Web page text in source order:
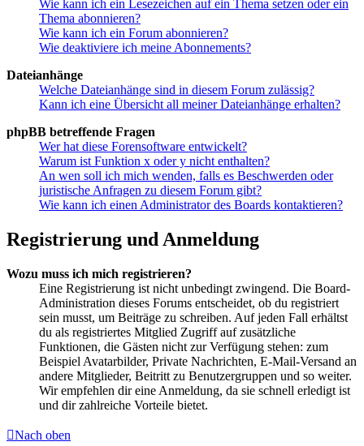
Wie kann ich ein Lesezeichen auf ein Thema setzen oder ein
Thema abonnieren?
Wie kann ich ein Forum abonnieren?
Wie deaktiviere ich meine Abonnements?
Dateianhänge
Welche Dateianhänge sind in diesem Forum zulässig?
Kann ich eine Übersicht all meiner Dateianhänge erhalten?
phpBB betreffende Fragen
Wer hat diese Forensoftware entwickelt?
Warum ist Funktion x oder y nicht enthalten?
An wen soll ich mich wenden, falls es Beschwerden oder
juristische Anfragen zu diesem Forum gibt?
Wie kann ich einen Administrator des Boards kontaktieren?
Registrierung und Anmeldung
Wozu muss ich mich registrieren?
Eine Registrierung ist nicht unbedingt zwingend. Die Board-
Administration dieses Forums entscheidet, ob du registriert
sein musst, um Beiträge zu schreiben. Auf jeden Fall erhältst
du als registriertes Mitglied Zugriff auf zusätzliche
Funktionen, die Gästen nicht zur Verfügung stehen: zum
Beispiel Avatarbilder, Private Nachrichten, E-Mail-Versand an
andere Mitglieder, Beitritt zu Benutzergruppen und so weiter.
Wir empfehlen dir eine Anmeldung, da sie schnell erledigt ist
und dir zahlreiche Vorteile bietet.
Nach oben